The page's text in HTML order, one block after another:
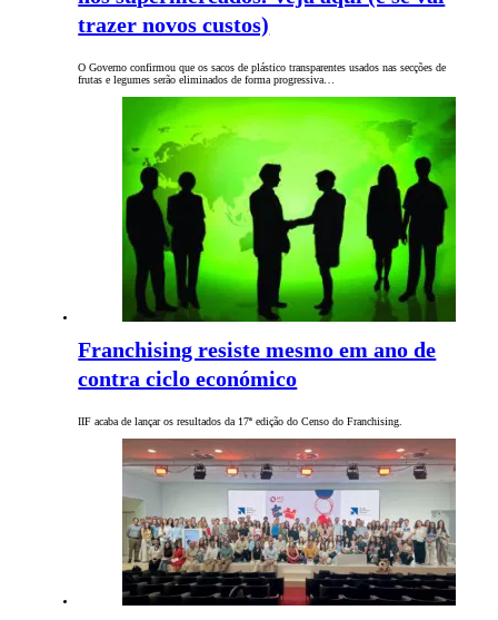
trazer novos custos)
O Governo confirmou que os sacos de plástico transparentes usados nas secções de
frutas e legumes serão eliminados de forma progressiva…
Franchising resiste mesmo em ano de
contra ciclo económico
IIF acaba de lançar os resultados da 17ª edição do Censo do Franchising.